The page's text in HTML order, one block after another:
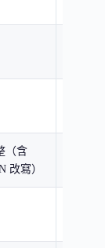
（含
改寫）